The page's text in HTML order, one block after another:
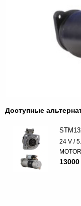
Доступные
24 V /